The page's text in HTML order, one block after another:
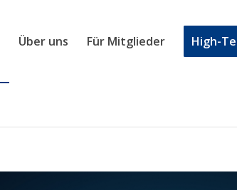
Über uns Für Mitglieder High-